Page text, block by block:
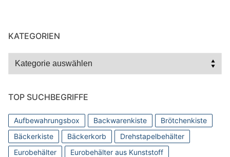
KATEGORIEN
Kategorien
TOP SUCHBEGRIFFE
Aufbewahrungsbox Backwarenkiste
Brötchenkiste
Bäckerkiste
Bäckerkorb
Drehstapelbehälter
Eurobehälter
Eurobehälter aus Kunststoff